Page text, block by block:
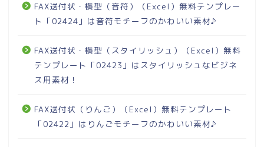
FAX送付状・横型（音符）（Excel）無料テンプレー
ト「02424」は音符モチーフのかわいい素材♪
FAX送付状・横型（スタイリッシュ）（Excel）無料
テンプレート「02423」はスタイリッシュなビジネ
ス用素材！
FAX送付状（りんご）（Excel）無料テンプレート
「02422」はりんごモチーフのかわいい素材♪